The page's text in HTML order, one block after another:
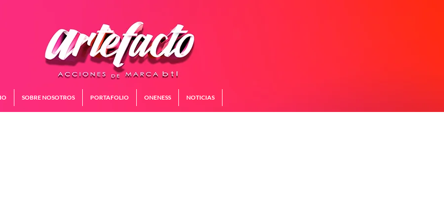
SOBRE NOSOTROS PORTAFOLIO ONENESS NOTICIAS